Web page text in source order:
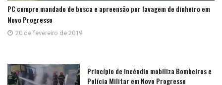
PC cumpre mandado de busca e apreensão por lavagem de dinheiro em
Novo Progresso
20 de fevereiro de 2019
Princípio de incêndio mobiliza Bombeiros e
Polícia Militar em Novo Progresso